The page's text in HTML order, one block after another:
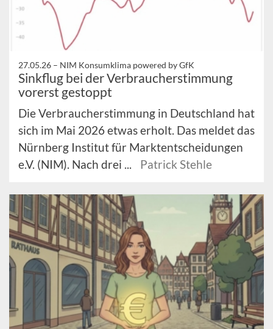
27.05.26 – NIM Konsumklima powered by GfK
Sinkflug bei der Verbraucherstimmung
vorerst gestoppt
Die Verbraucherstimmung in Deutschland hat
sich im Mai 2026 etwas erholt. Das meldet das
Nürnberg Institut für Marktentscheidungen
e.V. (NIM). Nach drei ...
Patrick Stehle